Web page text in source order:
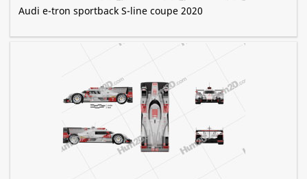
Audi e-tron sportback S-line coupe 2020